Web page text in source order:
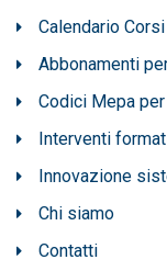
Calendario Corsi
Abbonamenti
Codici Mepa
Interventi
Innovazione
Chi siamo
Contatti